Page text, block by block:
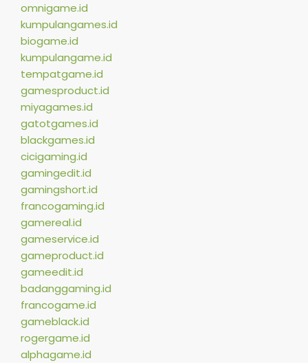
omnigame.id
kumpulangames.id
biogame.id
kumpulangame.id
tempatgame.id
gamesproduct.id
miyagames.id
gatotgames.id
blackgames.id
cicigaming.id
gamingedit.id
gamingshort.id
francogaming.id
gamereal.id
gameservice.id
gameproduct.id
gameedit.id
badanggaming.id
francogame.id
gameblack.id
rogergame.id
alphagame.id